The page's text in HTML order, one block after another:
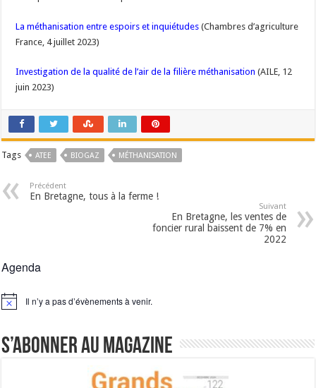
La méthanisation entre espoirs et inquiétudes (Chambres d’agriculture
France, 4 juillet 2023)
Investigation de la qualité de l’air de la filière méthanisation (AILE, 12
juin 2023)
Tags ATEE BIOGAZ MÉTHANISATION
Précédent
En Bretagne, tous à la ferme !
Suivant
En Bretagne, les ventes de
foncier rural baissent de 7% en
2022
Agenda
Notice Il n’y a pas d’évènements à venir.
S’abonner au magazine